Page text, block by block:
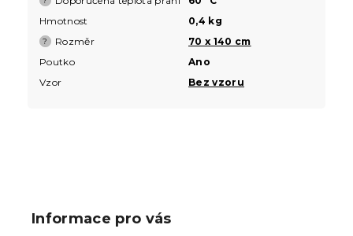
Hmotnost
0,4 kg
? Rozměr
70 x 140 cm
Poutko
Ano
Vzor
Bez vzoru
Informace pro vás